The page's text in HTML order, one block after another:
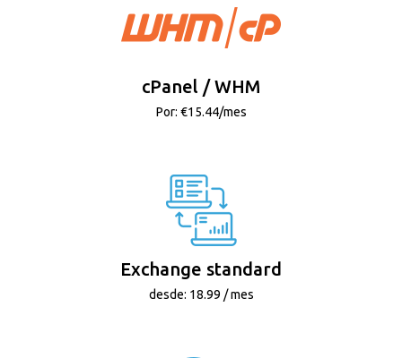
cPanel / WHM
Por: €15.44/mes
Exchange standard
desde: 18.99 / mes